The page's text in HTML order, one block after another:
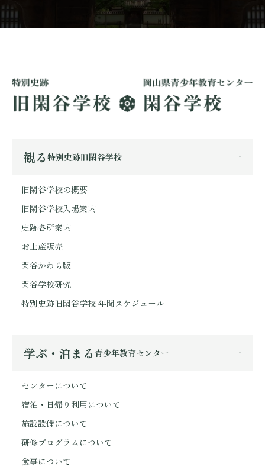
観る 特別史跡旧閑谷学校
旧閑谷学校の概要
旧閑谷学校入場案内
史跡各所案内
お土産販売
閑谷かわら版
閑谷学校研究
特別史跡旧閑谷学校 年間スケジュール
学ぶ・泊まる 青少年教育センター
センターについて
宿泊・日帰り利用について
施設設備について
研修プログラムについて
食事について